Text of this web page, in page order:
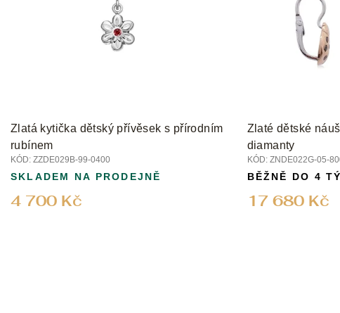
t
ů
Zlatá kytička dětský přívěsek s přírodním
rubínem
KÓD: ZZDE029B-99-0400
4 700 Kč
SKLADEM NA PRODEJNĚ
Zlaté dětské
diamanty
KÓD: ZNDE022G-05-
17 680 Kč
BĚŽNĚ DO 4